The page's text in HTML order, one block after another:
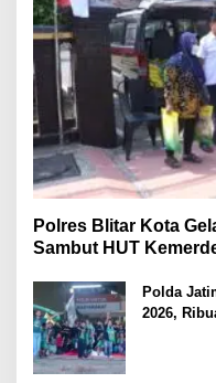
Polres Blitar Kota
Sambut HUT
Polda
2026,